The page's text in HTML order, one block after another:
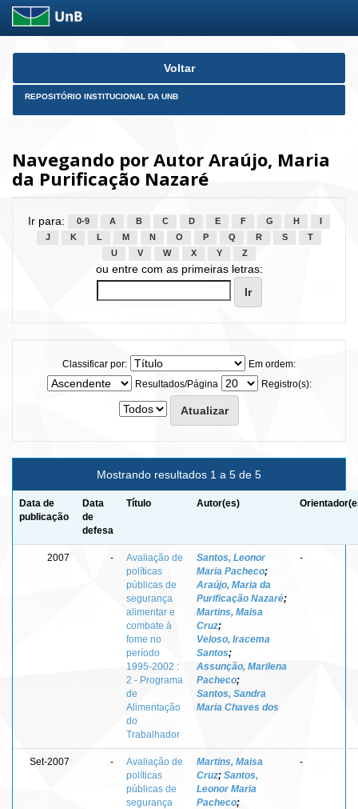
Skip
Voltar
REPOSITÓRIO INSTITUCIONAL DA UNB
Navegando por Autor Araújo, Maria
da Purificação Nazaré
Ir para: 0-9 A B C D E F G H
J
K L M N O P Q R S
T
U
V W X Y Z
ou entre com as primeiras letras:
Classificar por:
Em ordem:
Resultados/Página
Registro(s):
Mostrando resultados 1 a 5 de 5
Data de
publicação
Data
de
defesa
Título Autor(es)
2007 -
Avaliação de
políticas
públicas de
segurança
alimentar e
combate à
fome no
período
1995-2002 :
2 - Programa
de
Alimentação
do
Trabalhador
Santos, Leonor
Maria Pacheco;
Araújo, Maria da
Purificação Nazaré;
Martins, Maisa
Cruz;
Veloso, Iracema
Santos;
Assunção, Marilena
Pacheco;
Santos, Sandra
Maria Chaves dos
-
Set-2007 -
Avaliação de
políticas
públicas de
segurança
Martins, Maisa
Cruz; Santos,
Leonor Maria
Pacheco;
-